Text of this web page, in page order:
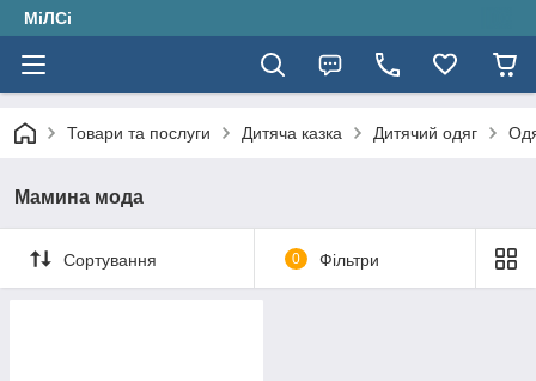
МіЛСі
Товари та послуги Дитяча казка Дитячий одяг
Мамина мода
Сортування 0 Фільтри